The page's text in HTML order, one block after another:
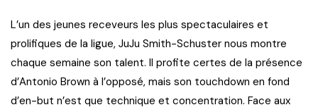
L’un des jeunes receveurs les plus spectaculaires et
prolifiques de la ligue, JuJu Smith-Schuster nous montre
chaque semaine son talent. Il profite certes de la présence
d’Antonio Brown à l’opposé, mais son touchdown en fond
d’en-but n’est que technique et concentration. Face aux